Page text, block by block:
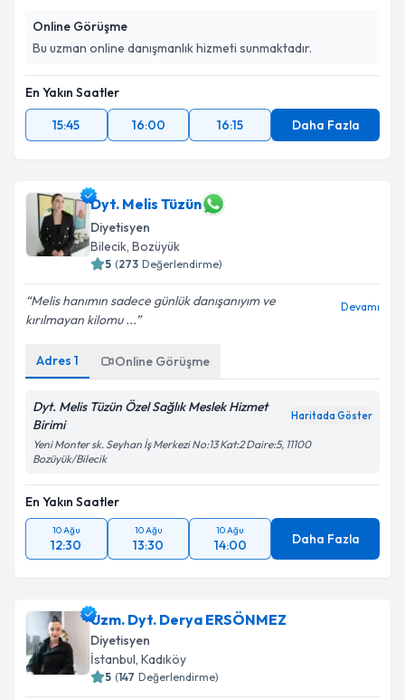
Online Görüşme
Bu uzman online danışmanlık hizmeti sunmaktadır.
En Yakın Saatler
15:45
16:00 16:15 Daha Fazla
Dyt. Melis Tüzün
Diyetisyen
Bilecik, Bozüyük
5 (273 Değerlendirme)
Melis hanımın sadece günlük danışanıyım ve
kırılmayan kilomu ...
Devamı
Adres 1 Online Görüşme
Dyt. Melis Tüzün Özel Sağlık Meslek Hizmet
Birimi
Haritada Göster
Yeni Monter sk. Seyhan İş Merkezi No:13 Kat:2 Daire:5, 11100
Bozüyük/Bilecik
En Yakın Saatler
10 Ağu
12:30
10 Ağu
13:30
10 Ağu
14:00 Daha Fazla
Uzm. Dyt. Derya ERSÖNMEZ
Diyetisyen
İstanbul, Kadıköy
5 (147 Değerlendirme)